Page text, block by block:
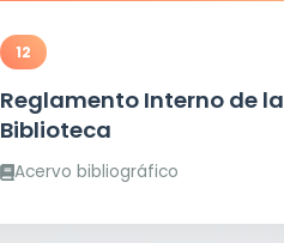
12
Reglamento Interno de la
Biblioteca
Acervo bibliográfico